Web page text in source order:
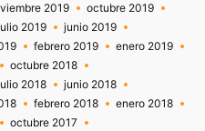
2019
octubre 2019
2019
junio 2019
febrero 2019
enero 2019
octubre 2018
2018
junio 2018
febrero 2018
enero 2018
octubre 2017